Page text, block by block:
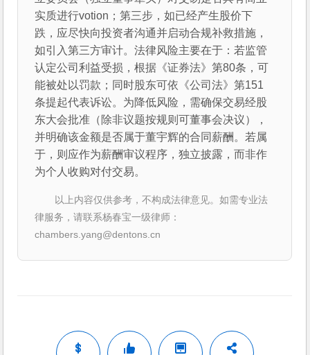
实质进行votion；第三步，如已经产生股价下
跌，应尽快向投资者沟通并启动合规补救措施，
如引入第三方审计。法律风险主要在于：若监管
认定公司利益受损，根据《证券法》第80条，可
能被处以罚款；同时股东可依《公司法》第151
条提起代表诉讼。为降低风险，需确保交易经股
东大会批准（除非议题按规则可董事会决议），
并明确该金额是否属于董宇辉的合同薪酬。若属
于，则应作为薪酬审议程序，独立披露，而非作
为个人收购对付交易。
以上内容仅供参考，不构成法律意见。如需专业法
律服务，请联系杨春宝一级律师：
chambers.yang@dentons.cn